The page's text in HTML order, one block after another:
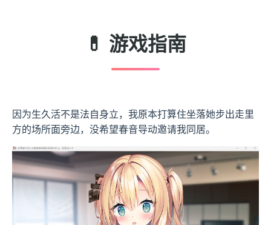
💊 游戏指南
因为生久活不是法自身立，我原本打算住坐落她步出走里
方的场所面旁边，没希望春音导动邀请我同居。